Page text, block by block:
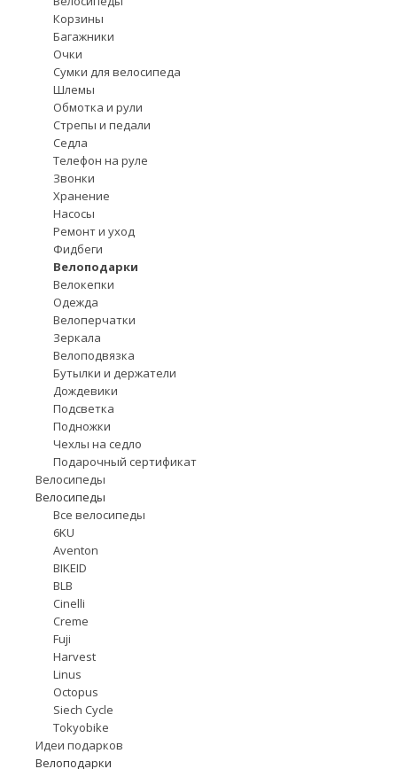
Корзины
Багажники
Очки
Сумки для велосипеда
Шлемы
Обмотка и рули
Стрепы и педали
Седла
Телефон на руле
Звонки
Хранение
Насосы
Ремонт и уход
Фидбеги
Велоподарки
Велокепки
Одежда
Велоперчатки
Зеркала
Велоподвязка
Бутылки и держатели
Дождевики
Подсветка
Подножки
Чехлы на седло
Подарочный сертификат
Велосипеды
Велосипеды
Все велосипеды
6KU
Aventon
BIKEID
BLB
Cinelli
Creme
Fuji
Harvest
Linus
Octopus
Siech Cycle
Tokyobike
Идеи подарков
Велоподарки